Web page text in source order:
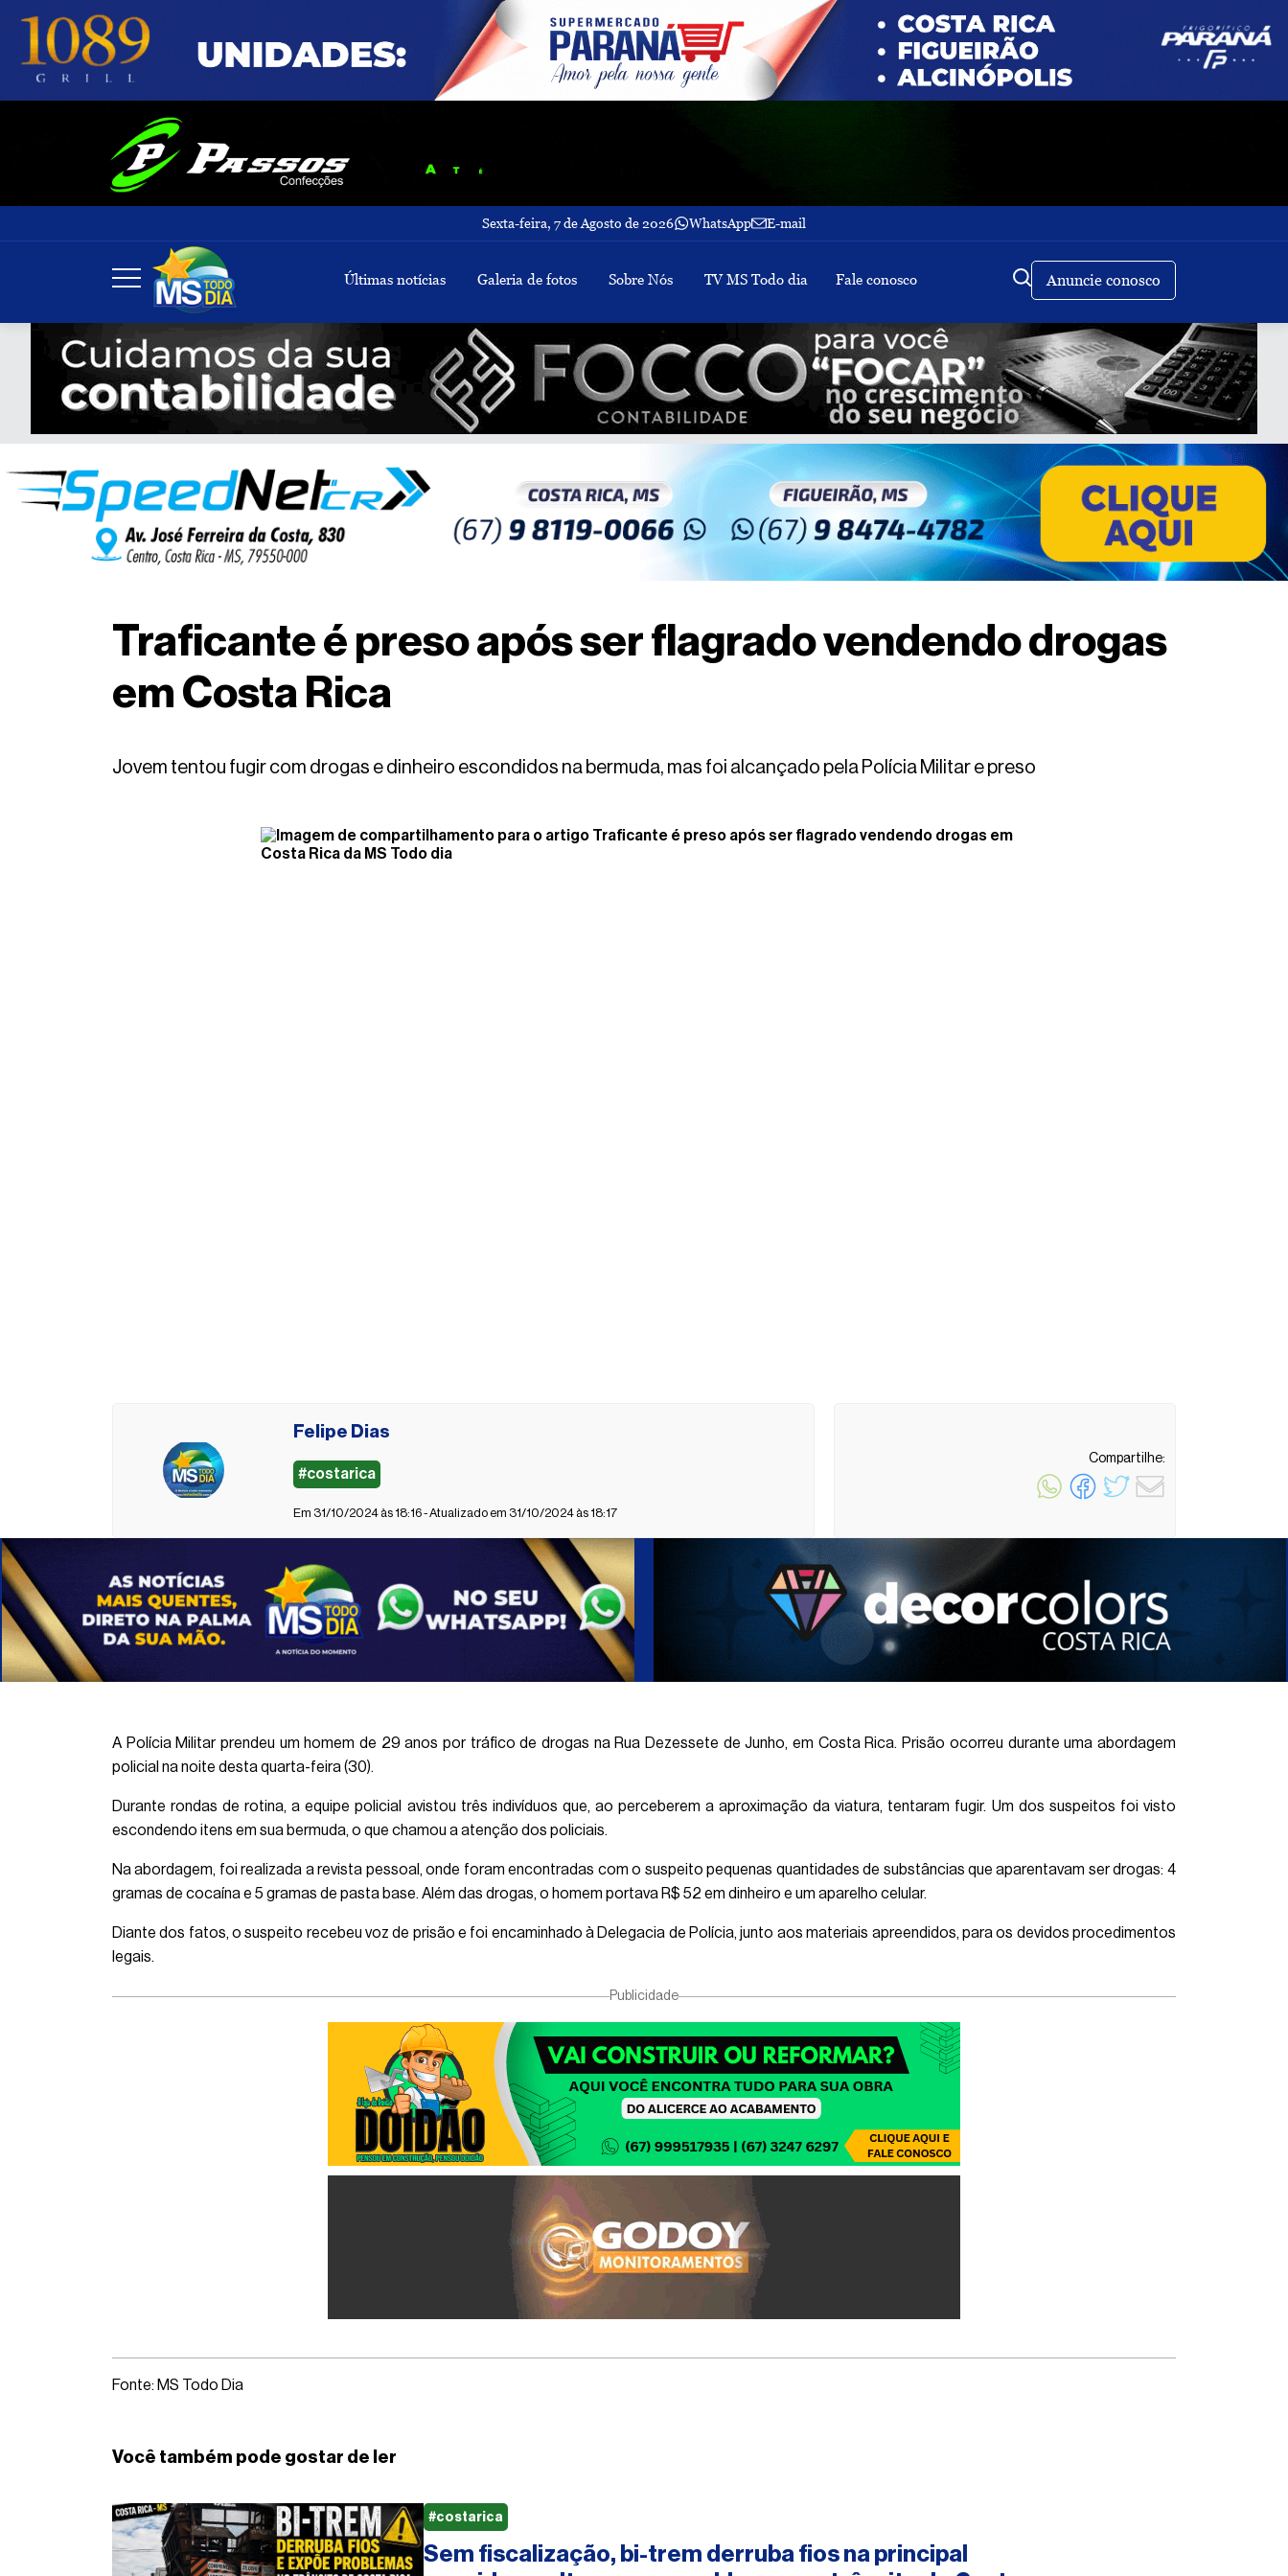
Sexta-feira, 7 de Agosto de 2026 WhatsApp E-mail
Últimas notícias Galeria de fotos Sobre Nós TV MS Todo dia Fale conosco Anuncie conosco
Buscar
Traficante é preso após ser flagrado vendendo drogas
em Costa Rica
Jovem tentou fugir com drogas e dinheiro escondidos na bermuda, mas foi alcançado pela Polícia Militar e preso
Felipe Dias
#costarica
Em 31/10/2024 às 18:16 - Atualizado em 31/10/2024 às 18:17
Compartilhe:
A Polícia Militar prendeu um homem de 29 anos por tráfico de drogas na Rua Dezessete de Junho, em Costa Rica. Prisão ocorreu durante uma abordagem
policial na noite desta quarta-feira (30).
Durante rondas de rotina, a equipe policial avistou três indivíduos que, ao perceberem a aproximação da viatura, tentaram fugir. Um dos suspeitos foi visto
escondendo itens em sua bermuda, o que chamou a atenção dos policiais.
Na abordagem, foi realizada a revista pessoal, onde foram encontradas com o suspeito pequenas quantidades de substâncias que aparentavam ser drogas: 4
gramas de cocaína e 5 gramas de pasta base. Além das drogas, o homem portava R$ 52 em dinheiro e um aparelho celular.
Diante dos fatos, o suspeito recebeu voz de prisão e foi encaminhado à Delegacia de Polícia, junto aos materiais apreendidos, para os devidos procedimentos
legais.
Publicidade
Fonte: MS Todo Dia
Você também pode gostar de ler
Sem fiscalização, bi-trem derruba fios na principal
#costarica